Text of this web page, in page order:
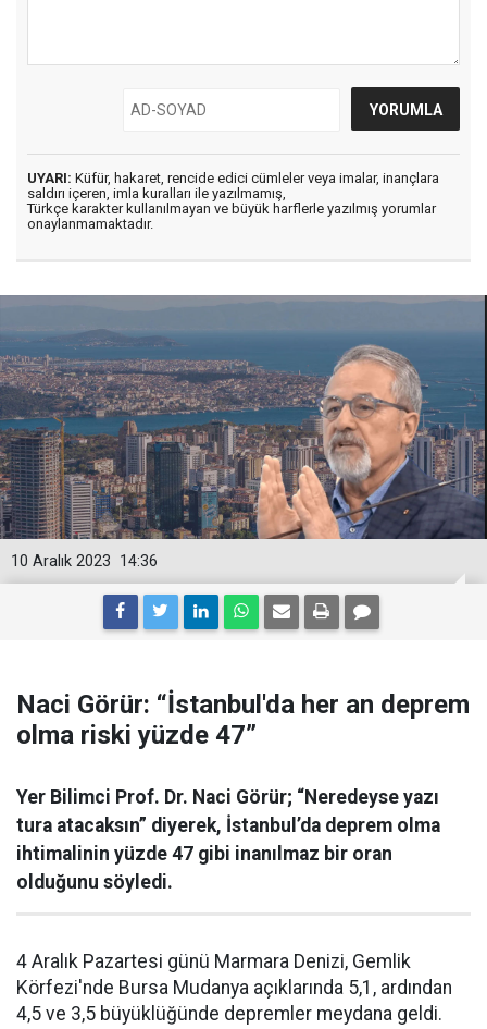
UYARI: Küfür, hakaret, rencide edici cümleler veya imalar, inançlara
saldırı içeren, imla kuralları ile yazılmamış,
Türkçe karakter kullanılmayan ve büyük harflerle yazılmış yorumlar
onaylanmamaktadır.
14:36
10 Aralık 2023
Naci Görür: “İstanbul'da her an deprem
olma riski yüzde 47”
Yer Bilimci Prof. Dr. Naci Görür; “Neredeyse yazı
tura atacaksın” diyerek, İstanbul’da deprem olma
ihtimalinin yüzde 47 gibi inanılmaz bir oran
olduğunu söyledi.
4 Aralık Pazartesi günü Marmara Denizi, Gemlik
Körfezi'nde Bursa Mudanya açıklarında 5,1, ardından
4,5 ve 3,5 büyüklüğünde depremler meydana geldi.